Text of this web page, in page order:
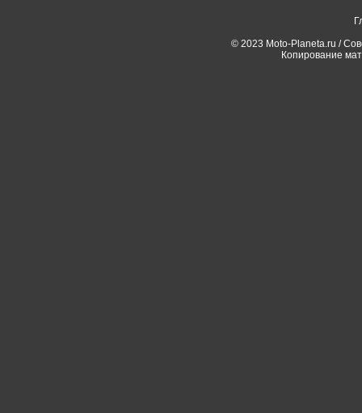
© 2023 Moto-Planeta.ru /
Копирование